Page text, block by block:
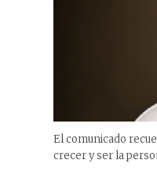
El comunicado
crecer y ser la